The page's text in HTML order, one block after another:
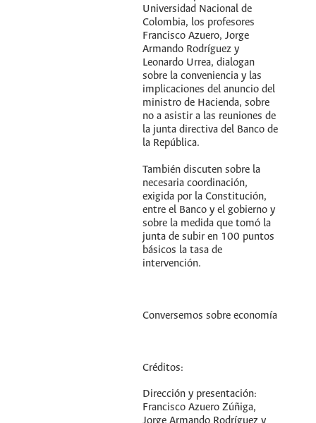
Universidad Nacional de
Colombia, los profesores
Francisco Azuero, Jorge
Armando Rodríguez y
Leonardo Urrea, dialogan
sobre la conveniencia y las
implicaciones del anuncio del
ministro de Hacienda, sobre
no a asistir a las reuniones de
la junta directiva del Banco de
la República.
También discuten sobre la
necesaria coordinación,
exigida por la Constitución,
entre el Banco y el gobierno y
sobre la medida que tomó la
junta de subir en 100 puntos
básicos la tasa de
intervención.
Conversemos sobre economía
Créditos:
Dirección y presentación:
Francisco Azuero Zúñiga,